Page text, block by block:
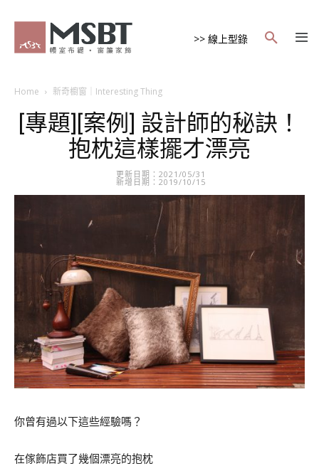
>> 線上型錄
Home 新奇櫥窗｜Interesting Thing
[專題][案例] 設計師的秘訣！
抱枕這樣擺才漂亮
更新日期：2021/05/31
新增日期：2019/10/15
你曾有過以下這些經驗嗎？
在傢飾店買了幾個漂亮的抱枕